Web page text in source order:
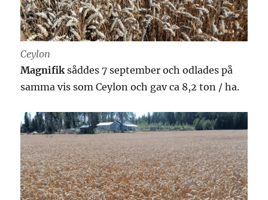
Ceylon
Magnifiksåddes 7 september och odlades på
samma vis som Ceylon och gav ca 8,2 ton / ha.